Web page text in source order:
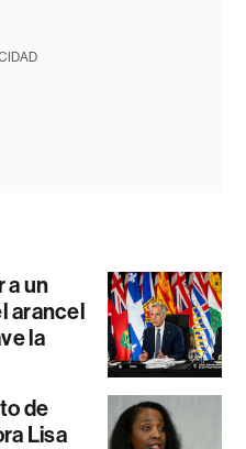
a un
arancel
la
de
Lisa